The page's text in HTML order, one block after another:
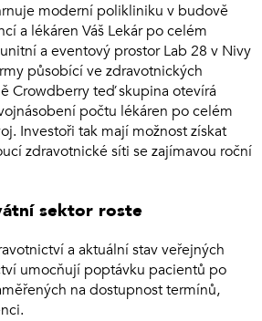
moderní polikliniku v budově
a lékáren Váš Lekár po celém
a eventový prostor Lab 28 v Nivy
působící ve zdravotnických
Crowdberry teď skupina otevírá
počtu lékáren po celém
Investoři tak mají možnost získat
zdravotnické síti se zajímavou roční
sektor roste
a aktuální stav veřejných
umocňují poptávku pacientů po
na dostupnost termínů,